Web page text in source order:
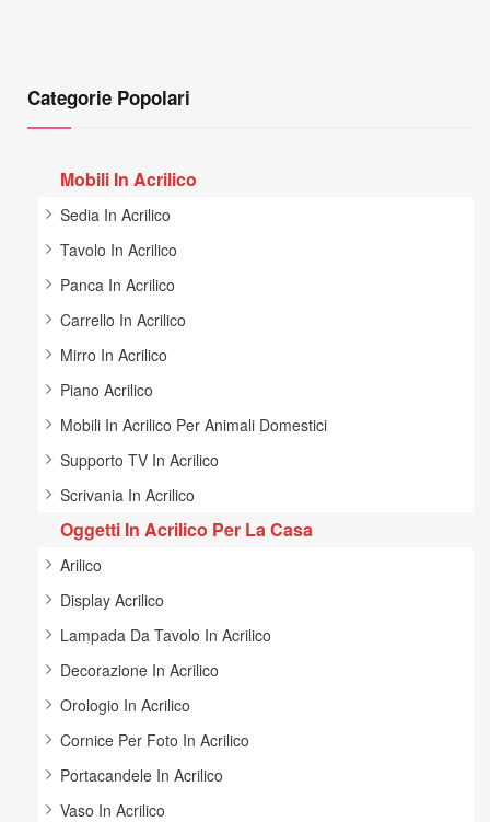
Categorie Popolari
Mobili In Acrilico
Sedia In Acrilico
Tavolo In Acrilico
Panca In Acrilico
Carrello In Acrilico
Mirro In Acrilico
Piano Acrilico
Mobili In Acrilico Per Animali Domestici
Supporto TV In Acrilico
Scrivania In Acrilico
Oggetti In Acrilico Per La Casa
Arilico
Display Acrilico
Lampada Da Tavolo In Acrilico
Decorazione In Acrilico
Orologio In Acrilico
Cornice Per Foto In Acrilico
Portacandele In Acrilico
Vaso In Acrilico